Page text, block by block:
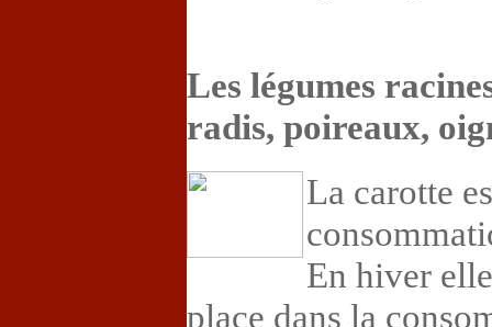
Les légumes
radis, poireaux,
La carotte
En hiver
place dans la